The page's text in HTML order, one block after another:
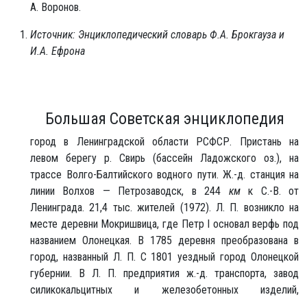
А. Воронов.
Источник: Энциклопедический словарь Ф.А. Брокгауза и
И.А. Ефрона
Большая Советская энциклопедия
город в Ленинградской области РСФСР. Пристань на
левом берегу р. Свирь (бассейн Ладожского оз.), на
трассе Волго-Балтийского водного пути. Ж.-д. станция на
линии Волхов — Петрозаводск, в 244 кмк С.-В. от
Ленинграда. 21,4 тыс. жителей (1972). Л. П. возникло на
месте деревни Мокришвица, где Петр I основал верфь под
названием Олонецкая. В 1785 деревня преобразована в
город, названный Л. П. С 1801 уездный город Олонецкой
губернии. В Л. П. предприятия ж.-д. транспорта, завод
силикокальцитных и железобетонных изделий,